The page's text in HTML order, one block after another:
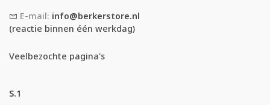
E-mail: info@berkerstore.nl
(reactie binnen één werkdag)
Veelbezochte pagina's
S.1